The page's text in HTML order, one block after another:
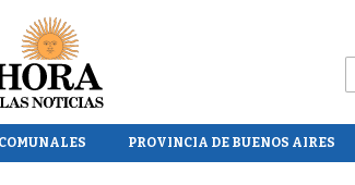
COMUNALES PROVINCIA DE BUENOS AIRES